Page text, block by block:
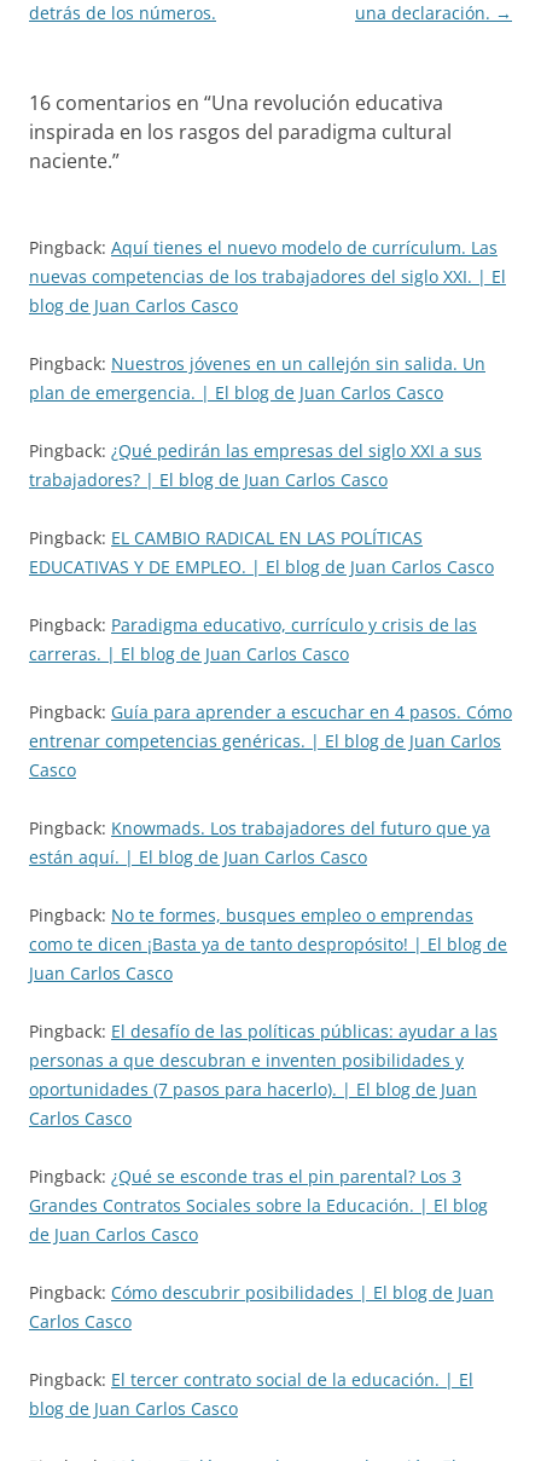
de
detrás de los números.
una declaración. →
16 comentarios en “Una revolución educativa
inspirada en los rasgos del paradigma cultural
naciente.”
Pingback: Aquí tienes el nuevo modelo de currículum. Las
nuevas competencias de los trabajadores del siglo XXI. | El
blog de Juan Carlos Casco
Pingback: Nuestros jóvenes en un callejón sin salida. Un
plan de emergencia. | El blog de Juan Carlos Casco
Pingback: ¿Qué pedirán las empresas del siglo XXI a sus
trabajadores? | El blog de Juan Carlos Casco
Pingback: EL CAMBIO RADICAL EN LAS POLÍTICAS
EDUCATIVAS Y DE EMPLEO. | El blog de Juan Carlos Casco
Pingback: Paradigma educativo, currículo y crisis de las
carreras. | El blog de Juan Carlos Casco
Pingback: Guía para aprender a escuchar en 4 pasos. Cómo
entrenar competencias genéricas. | El blog de Juan Carlos
Casco
Pingback: Knowmads. Los trabajadores del futuro que ya
están aquí. | El blog de Juan Carlos Casco
Pingback: No te formes, busques empleo o emprendas
como te dicen ¡Basta ya de tanto despropósito! | El blog de
Juan Carlos Casco
Pingback: El desafío de las políticas públicas: ayudar a las
personas a que descubran e inventen posibilidades y
oportunidades (7 pasos para hacerlo). | El blog de Juan
Carlos Casco
Pingback: ¿Qué se esconde tras el pin parental? Los 3
Grandes Contratos Sociales sobre la Educación. | El blog
de Juan Carlos Casco
Pingback: Cómo descubrir posibilidades | El blog de Juan
Carlos Casco
Pingback: El tercer contrato social de la educación. | El
blog de Juan Carlos Casco